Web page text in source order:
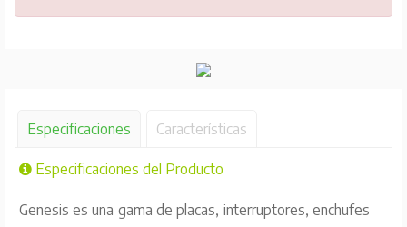
Especificaciones Características
Especificaciones del Producto
Genesis es una gama de placas, interruptores, enchufes